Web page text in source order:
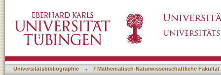
Universitätsbibliographie → 7 Mathematisch-Naturwissenschaftliche Fakultät